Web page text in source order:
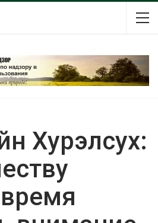
Хурэлсух: